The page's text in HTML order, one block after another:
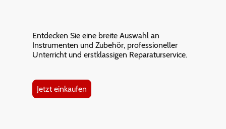
Entdecken Sie eine breite Auswahl an
Instrumenten und Zubehör, professioneller
Unterricht und erstklassigen Reparaturservice.
Jetzt einkaufen